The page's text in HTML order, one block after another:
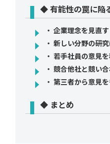
◆ 有能性の罠に陥
・ 企業理念を見直す
・ 新しい分野の研
・ 若手社員の意見
・ 競合他社と競い
・ 第三者から意見
◆ まとめ